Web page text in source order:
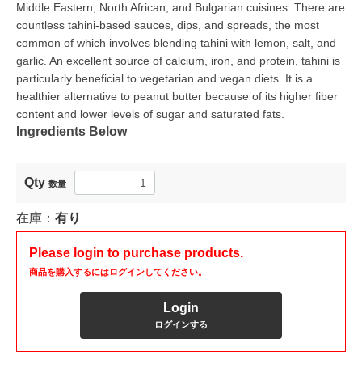
Middle Eastern, North African, and Bulgarian cuisines. There are
countless tahini-based sauces, dips, and spreads, the most
common of which involves blending tahini with lemon, salt, and
garlic. An excellent source of calcium, iron, and protein, tahini is
particularly beneficial to vegetarian and vegan diets. It is a
healthier alternative to peanut butter because of its higher fiber
content and lower levels of sugar and saturated fats.
Ingredients Below
Qty 数量
在庫： 有り
Please login to purchase products.
商品を購入するにはログインしてください。
Login
ログインする